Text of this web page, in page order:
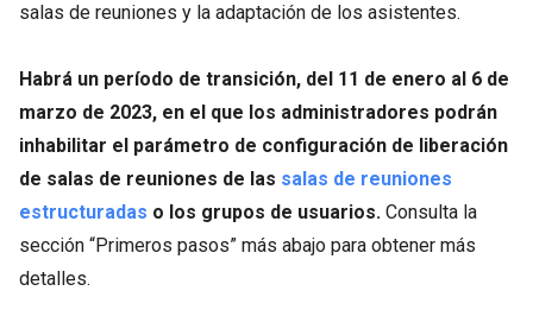
salas de reuniones y la adaptación de los asistentes.
Habrá un período de transición, del 11 de enero al 6 de
marzo de 2023, en el que los administradores podrán
inhabilitar el parámetro de configuración de liberación
de salas de reuniones de las salas de reuniones
estructuradas o los grupos de usuarios. Consulta la
sección “Primeros pasos” más abajo para obtener más
detalles.